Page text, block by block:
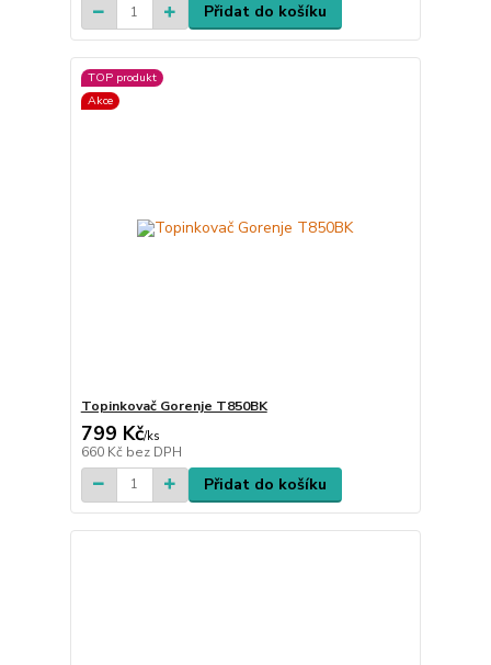
Přidat do košíku
TOP produkt
Akce
Topinkovač Gorenje T850BK
799 Kč/ks
660 Kč bez DPH
Přidat do košíku